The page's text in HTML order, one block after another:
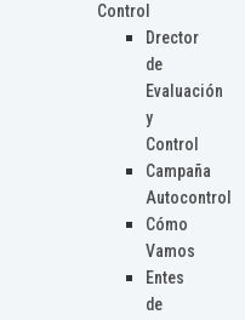
Control
Drector
de
Evaluación
y
Control
Campaña
Autocontrol
Cómo
Vamos
Entes
de